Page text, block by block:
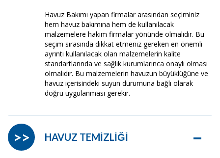
Havuz Bakımı yapan firmalar arasından seçiminiz
hem havuz bakımına hem de kullanılacak
malzemelere hakim firmalar yönünde olmalıdır. Bu
seçim sırasında dikkat etmeniz gereken en önemli
ayrıntı kullanılacak olan malzemelerin kalite
standartlarında ve sağlık kurumlarınca onaylı olması
olmalıdır. Bu malzemelerin havuzun büyüklüğüne ve
havuz içerisindeki suyun durumuna bağlı olarak
doğru uygulanması gerekir.
HAVUZ TEMİZLİĞİ –
>>